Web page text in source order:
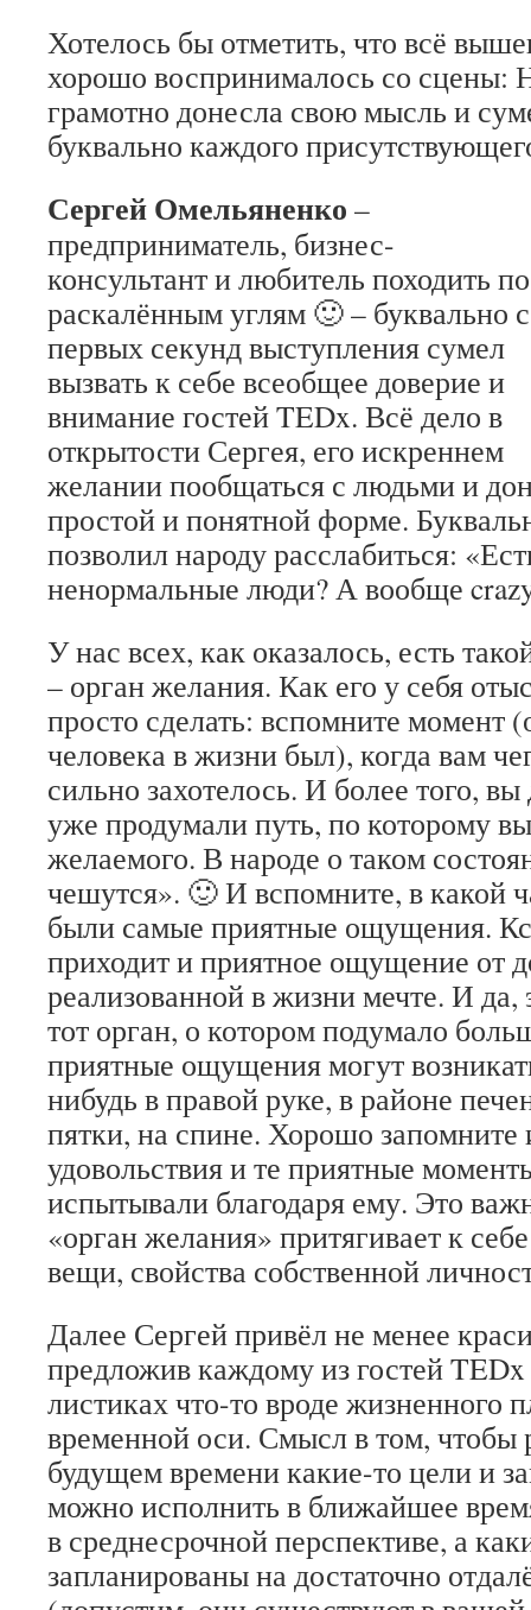
Хотелось бы отметить, что всё
хорошо воспринималось со сцены:
грамотно донесла свою мысль и
буквально каждого
Сергей Омельяненко –
предприниматель, бизнес-
консультант и любитель походить по
раскалённым углям 🙂 – буквально с
первых секунд выступления сумел
вызвать к себе всеобщее доверие и
внимание гостей TEDx. Всё дело в
открытости Сергея, его искреннем
желании пообщаться с людьми и
простой и понятной форме.
позволил народу расслабиться:
ненормальные люди? А вообще
У нас всех, как оказалось, есть
– орган желания. Как его у себя
просто сделать: вспомните момент
человека в жизни был), когда вам
сильно захотелось. И более того,
уже продумали путь, по которому
желаемого. В народе о таком
чешутся». 🙂 И вспомните, в какой
были самые приятные ощущения.
приходит и приятное ощущение от
реализованной в жизни мечте. И да,
тот орган, о котором подумало
приятные ощущения могут
нибудь в правой руке, в районе
пятки, на спине. Хорошо запомните
удовольствия и те приятные
испытывали благодаря ему. Это
«орган желания» притягивает к
вещи, свойства собственной
Далее Сергей привёл не менее
предложив каждому из гостей TEDx
листиках что-то вроде жизненного
временной оси. Смысл в том, чтобы
будущем времени какие-то цели и
можно исполнить в ближайшее
в среднесрочной перспективе, а
запланированы на достаточно